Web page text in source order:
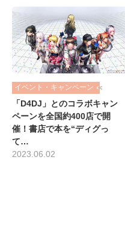
イベント・キャンペーン
「D4DJ」とのコラボキャン
ペーンを全国約400店で開
催！書店で本を“ディグっ
て…
2023.06.02